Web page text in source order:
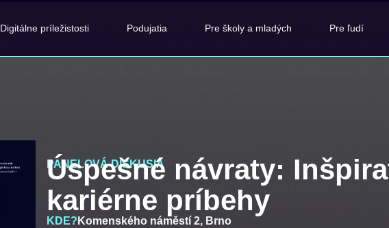
Digitálne príležistosti Podujatia Pre školy a mladých Pre ľudí
PANELOVÁ DISKUSIA
Úspešné návraty:
kariérne príbehy
KDE? Komenského náměstí 2, Brno